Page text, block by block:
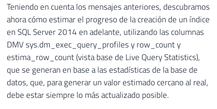
Teniendo en cuenta los mensajes anteriores, descubramos
ahora cómo estimar el progreso de la creación de un índice
en SQL Server 2014 en adelante, utilizando las columnas
DMV sys.dm_exec_query_profiles y row_count y
estima_row_count (vista base de Live Query Statistics),
que se generan en base a las estadísticas de la base de
datos, que, para generar un valor estimado cercano al real,
debe estar siempre lo más actualizado posible.